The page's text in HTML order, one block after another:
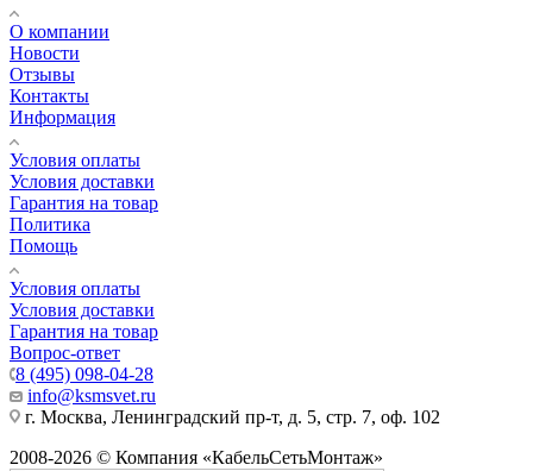
О компании
Новости
Отзывы
Контакты
Информация
Условия оплаты
Условия доставки
Гарантия на товар
Политика
Помощь
Условия оплаты
Условия доставки
Гарантия на товар
Вопрос-ответ
8 (495) 098-04-28
info@ksmsvet.ru
г. Москва, Ленинградский пр-т, д. 5, стр. 7, оф. 102
2008-2026 © Компания «КабельСетьМонтаж»